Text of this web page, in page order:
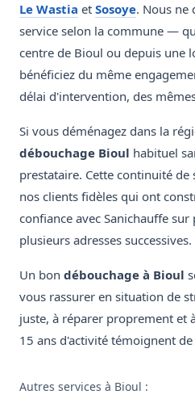
Le Wastia et Sosoye. Nous ne
service selon la commune —
centre de Bioul ou depuis une
bénéficiez du même
délai d'intervention, des
Si vous déménagez dans la
débouchage Bioul habituel
prestataire. Cette continuité de
nos clients fidèles qui ont
confiance avec Sanichauffe
plusieurs adresses successives.
Un bon débouchage à Bioul
vous rassurer en situation de
juste, à réparer proprement et
15 ans d'activité témoignent
Autres services à Bioul :